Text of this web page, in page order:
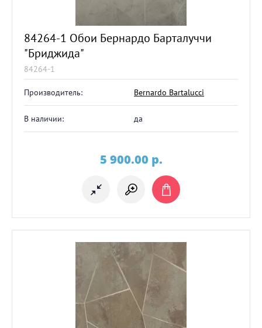
84264-1 Обои Бернардо Барталуччи
"Бриджида"
84264-1
Производитель: Bernardo Bartalucci
В наличии: да
5 900.00 p.